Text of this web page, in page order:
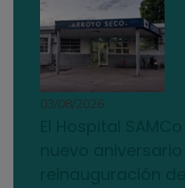
03/08/2026